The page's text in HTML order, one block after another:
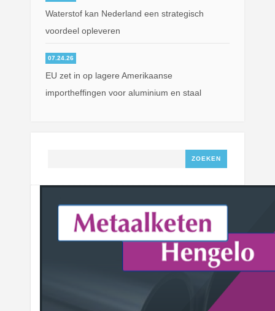
Waterstof kan Nederland een strategisch
voordeel opleveren
07.24.26
EU zet in op lagere Amerikaanse
importheffingen voor aluminium en staal